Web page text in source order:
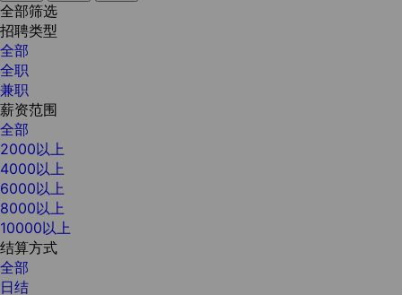
全部筛选
招聘类型
全部
全职
兼职
薪资范围
全部
2000以上
4000以上
6000以上
8000以上
10000以上
结算方式
全部
日结